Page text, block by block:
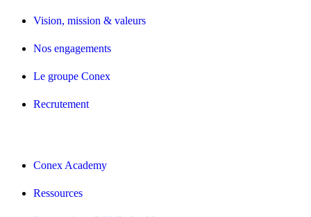
Vision, mission & valeurs
Nos engagements
Le groupe Conex
Recrutement
Conex Academy
Ressources